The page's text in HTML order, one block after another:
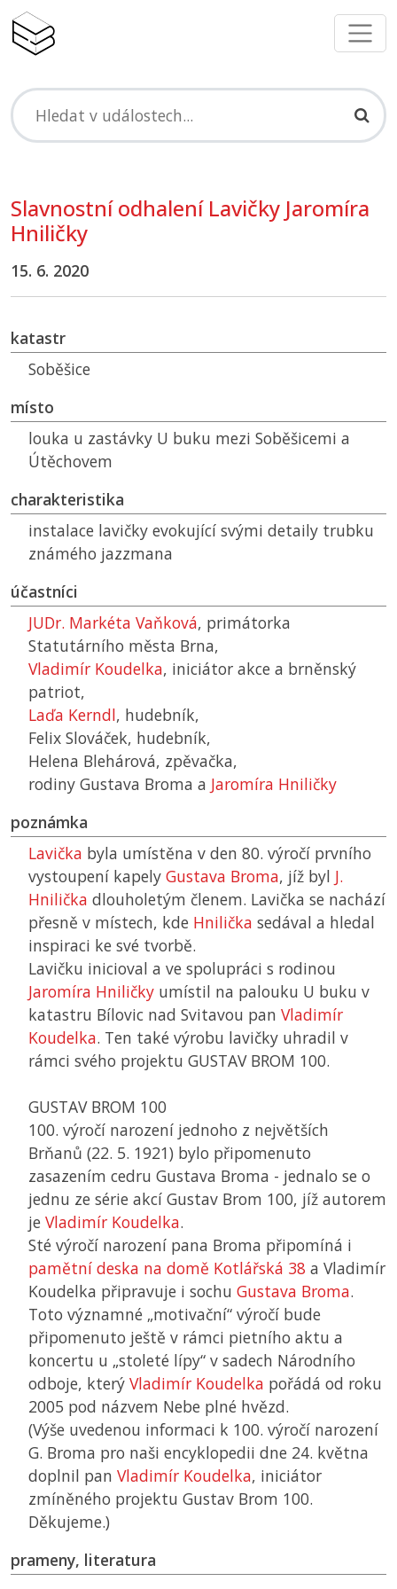
Slavnostní odhalení Lavičky Jaromíra
Hniličky
15. 6. 2020
katastr
Soběšice
místo
louka u zastávky U buku mezi Soběšicemi a
Útěchovem
charakteristika
instalace lavičky evokující svými detaily trubku
známého jazzmana
účastníci
JUDr. Markéta Vaňková, primátorka
Statutárního města Brna,
Vladimír Koudelka, iniciátor akce a brněnský
patriot,
Laďa Kerndl, hudebník,
Felix Slováček, hudebník,
Helena Blehárová, zpěvačka,
rodiny Gustava Broma a Jaromíra Hniličky
poznámka
Lavička byla umístěna v den 80. výročí prvního
vystoupení kapely Gustava Broma, jíž byl J.
Hnilička dlouholetým členem. Lavička se nachází
přesně v místech, kde Hnilička sedával a hledal
inspiraci ke své tvorbě.
Lavičku inicioval a ve spolupráci s rodinou
Jaromíra Hniličky umístil na palouku U buku v
katastru Bílovic nad Svitavou pan Vladimír
Koudelka. Ten také výrobu lavičky uhradil v
rámci svého projektu GUSTAV BROM 100.
GUSTAV BROM 100
100. výročí narození jednoho z největších
Brňanů (22. 5. 1921) bylo připomenuto
zasazením cedru Gustava Broma - jednalo se o
jednu ze série akcí Gustav Brom 100, jíž autorem
je Vladimír Koudelka.
Sté výročí narození pana Broma připomíná i
pamětní deska na domě Kotlářská 38 a Vladimír
Koudelka připravuje i sochu Gustava Broma.
Toto významné „motivační“ výročí bude
připomenuto ještě v rámci pietního aktu a
koncertu u „stoleté lípy“ v sadech Národního
odboje, který Vladimír Koudelka pořádá od roku
2005 pod názvem Nebe plné hvězd.
(Výše uvedenou informaci k 100. výročí narození
G. Broma pro naši encyklopedii dne 24. května
doplnil pan Vladimír Koudelka, iniciátor
zmíněného projektu Gustav Brom 100.
Děkujeme.)
prameny, literatura